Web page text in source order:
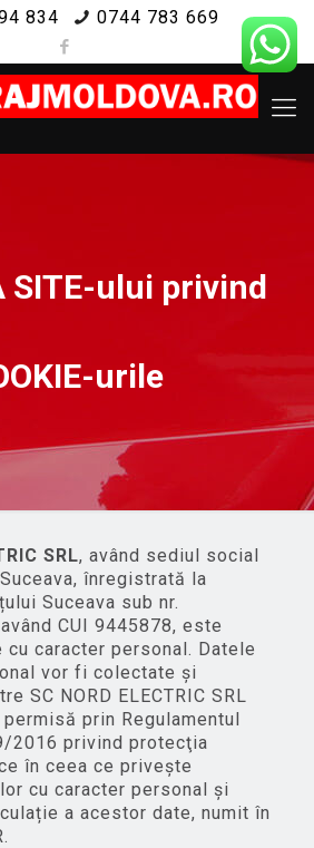
834 0744 783 669
SITE-ului privind
urile
SRL, având sediul social
înregistrată la
Suceava sub nr.
CUI 9445878, este
caracter personal. Datele
vor fi colectate şi
SC NORD ELECTRIC SRL
prin Regulamentul
2016 privind protecţia
în ceea ce privește
cu caracter personal și
a acestor date, numit în